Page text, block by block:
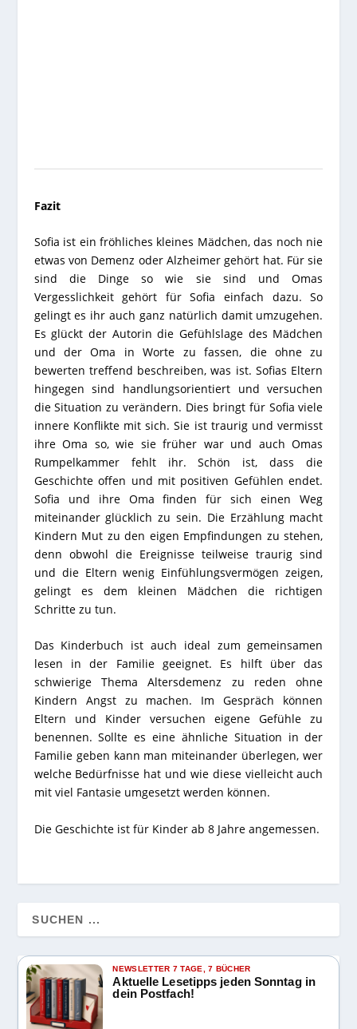
Fazit
Sofia ist ein fröhliches kleines Mädchen, das noch nie
etwas von Demenz oder Alzheimer gehört hat. Für sie
sind die Dinge so wie sie sind und Omas
Vergesslichkeit gehört für Sofia einfach dazu. So
gelingt es ihr auch ganz natürlich damit umzugehen.
Es glückt der Autorin die Gefühlslage des Mädchen
und der Oma in Worte zu fassen, die ohne zu
bewerten treffend beschreiben, was ist. Sofias Eltern
hingegen sind handlungsorientiert und versuchen
die Situation zu verändern. Dies bringt für Sofia viele
innere Konflikte mit sich. Sie ist traurig und vermisst
ihre Oma so, wie sie früher war und auch Omas
Rumpelkammer fehlt ihr. Schön ist, dass die
Geschichte offen und mit positiven Gefühlen endet.
Sofia und ihre Oma finden für sich einen Weg
miteinander glücklich zu sein. Die Erzählung macht
Kindern Mut zu den eigen Empfindungen zu stehen,
denn obwohl die Ereignisse teilweise traurig sind
und die Eltern wenig Einfühlungsvermögen zeigen,
gelingt es dem kleinen Mädchen die richtigen
Schritte zu tun.
Das Kinderbuch ist auch ideal zum gemeinsamen
lesen in der Familie geeignet. Es hilft über das
schwierige Thema Altersdemenz zu reden ohne
Kindern Angst zu machen. Im Gespräch können
Eltern und Kinder versuchen eigene Gefühle zu
benennen. Sollte es eine ähnliche Situation in der
Familie geben kann man miteinander überlegen, wer
welche Bedürfnisse hat und wie diese vielleicht auch
mit viel Fantasie umgesetzt werden können.
Die Geschichte ist für Kinder ab 8 Jahre angemessen.
NEWSLETTER 7 TAGE, 7 BÜCHER
Aktuelle Lesetipps jeden Sonntag in
dein Postfach!